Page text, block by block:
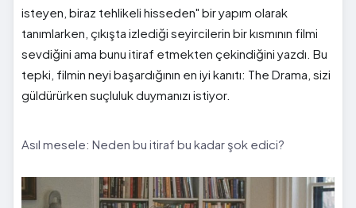
isteyen, biraz tehlikeli hisseden" bir yapım olarak
tanımlarken, çıkışta izlediği seyircilerin bir kısmının filmi
sevdiğini ama bunu itiraf etmekten çekindiğini yazdı. Bu
tepki, filmin neyi başardığının en iyi kanıtı: The Drama, sizi
güldürürken suçluluk duymanızı istiyor.
Asıl mesele: Neden bu itiraf bu kadar şok edici?